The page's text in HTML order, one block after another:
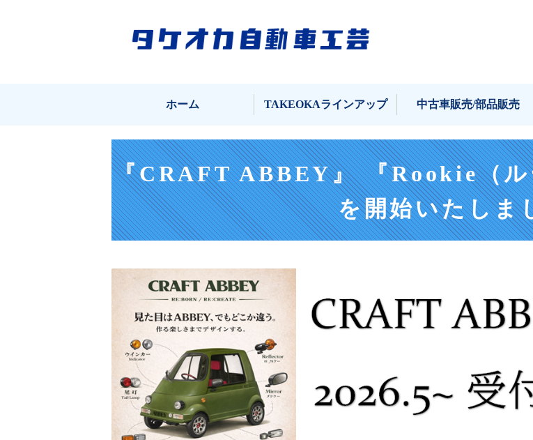
タケオカ自
ホーム TAKEOKAラインアップ 中古車販売/部品販売
『CRAFT ABBEY』 『Rookie（
を開始いたしま